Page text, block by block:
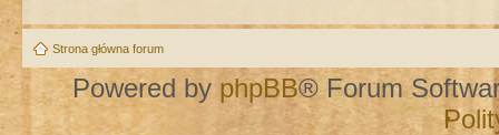
Strona główna forum
Powered by phpBB® Forum